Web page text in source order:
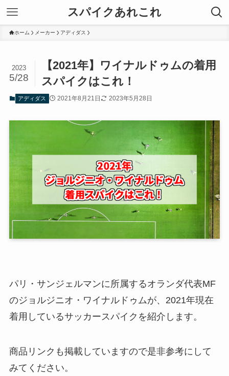
スパイクあれこれ
ホーム メーカー アディダス
【2021年】ワイナルドゥムの着用
スパイクはこれ！
2023
5/28
アディダス 2021年8月21日 2023年5月28日
パリ・サンジェルマンに所属するオランダ代表MF
のジョルジニオ・ワイナルドゥムが、2021年現在
着用しているサッカースパイクを紹介します。
商品リンクも掲載していますので是非参考にして
みてください。